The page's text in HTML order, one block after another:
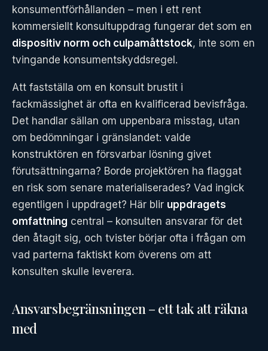
konsumentförhållanden – men i ett rent
kommersiellt konsultuppdrag fungerar det som en
dispositiv norm och culpamåttstock, inte som en
tvingande konsumentskyddsregel.
Att fastställa om en konsult brustit i
fackmässighet är ofta en kvalificerad bevisfråga.
Det handlar sällan om uppenbara misstag, utan
om bedömningar i gränslandet: valde
konstruktören en försvarbar lösning givet
förutsättningarna? Borde projektören ha flaggat
en risk som senare materialiserades? Vad ingick
egentligen i uppdraget? Här blir uppdragets
omfattning central – konsulten ansvarar för det
den åtagit sig, och tvister börjar ofta i frågan om
vad parterna faktiskt kom överens om att
konsulten skulle leverera.
Ansvarsbegränsningen – ett tak att räkna
med